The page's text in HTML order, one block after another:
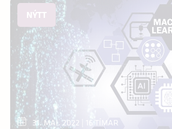
NÝTT
31. MAI. 2022 | 16 TÍMAR